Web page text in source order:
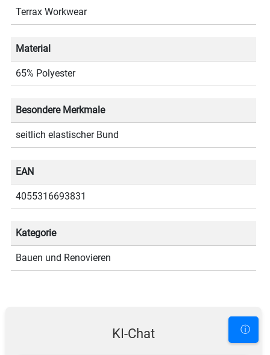
Terrax Workwear
Material
65% Polyester
Besondere Merkmale
seitlich elastischer Bund
EAN
4055316693831
Kategorie
Bauen und Renovieren
KI-Chat ⓘ